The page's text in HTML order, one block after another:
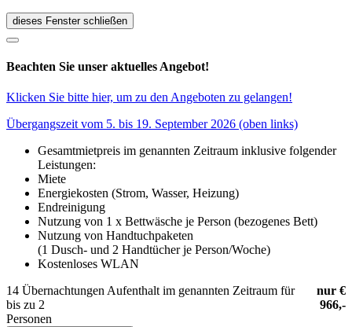
dieses Fenster schließen
Beachten Sie unser aktuelles Angebot!
Klicken Sie bitte hier, um zu den Angeboten zu gelangen!
Übergangszeit vom 5. bis 19. September 2026 (oben links)
Gesamtmietpreis im genannten Zeitraum inklusive folgender
Leistungen:
Miete
Energiekosten (Strom, Wasser, Heizung)
Endreinigung
Nutzung von 1 x Bettwäsche je Person (bezogenes Bett)
Nutzung von Handtuchpaketen
(1 Dusch- und 2 Handtücher je Person/Woche)
Kostenloses WLAN
14 Übernachtungen Aufenthalt im genannten Zeitraum für
bis zu 2
Personen
nur €
966,-